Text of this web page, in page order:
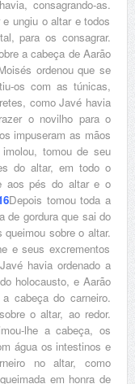
consagrando-as.
ungiu o altar e todos
para os consagrar.
a cabeça de Aarão
ordenou que se
os com as túnicas,
como Javé havia
o novilho para o
impuseram as mãos
tomou de seu
do altar, em todo o
aos pés do altar e o
Depois tomou toda a
de gordura que sai do
sobre o altar.
e seus excrementos
havia ordenado a
holocausto, e Aarão
cabeça do carneiro.
o altar, ao redor.
lhe a cabeça, os
água os intestinos e
no altar, como
em honra de